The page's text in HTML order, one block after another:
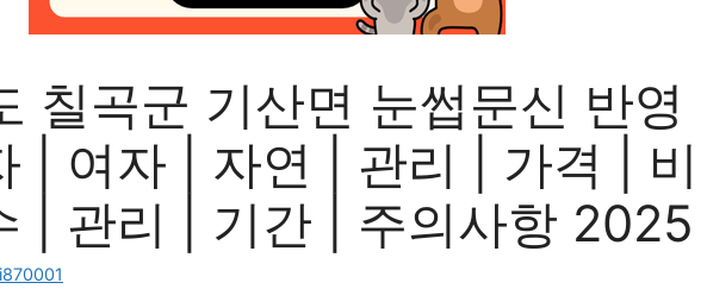
칠곡군 기산면 눈썹문신 반영
| 여자 | 자연 | 관리 | 가격 | 비
| 관리 | 기간 | 주의사항 2025